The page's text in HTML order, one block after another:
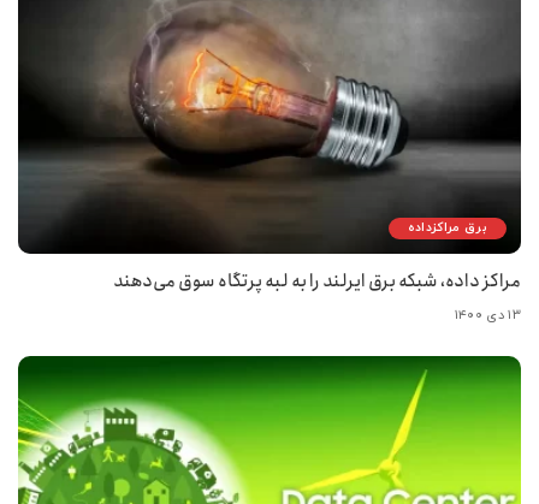
برق مراکزداده
مراکز داده، شبکه برق ایرلند را به لبه پرتگاه سوق می‌دهند
۱۳ دی ۱۴۰۰